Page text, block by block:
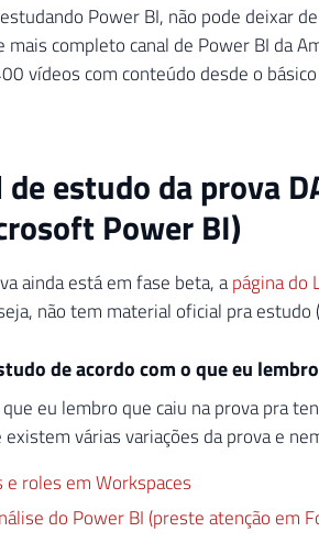
Power BI, não pode deixar
mais completo canal de Power BI da
vídeos com conteúdo desde o
estudo da prova
Power BI)
ainda está em fase beta, apágina do
não tem material oficial pra estudo
de acordo com o que eu
eu lembro que caiu na prova pra
várias variações da prova e
e roles em Workspaces
do Power BI (preste atenção em